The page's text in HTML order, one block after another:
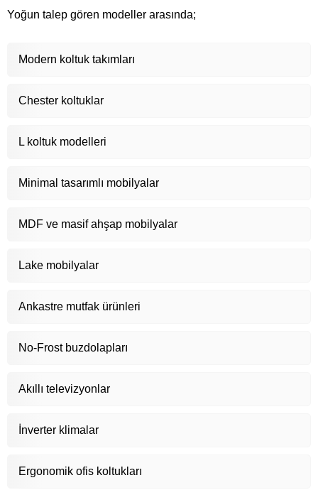
Yoğun talep gören modeller arasında;
Modern koltuk takımları
Chester koltuklar
L koltuk modelleri
Minimal tasarımlı mobilyalar
MDF ve masif ahşap mobilyalar
Lake mobilyalar
Ankastre mutfak ürünleri
No-Frost buzdolapları
Akıllı televizyonlar
İnverter klimalar
Ergonomik ofis koltukları